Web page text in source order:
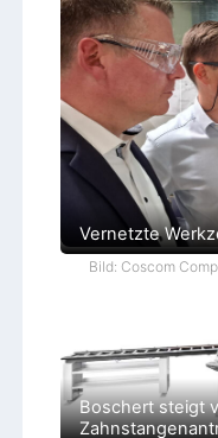
Vernetzte
Bild: Coscom
Boschert steigt